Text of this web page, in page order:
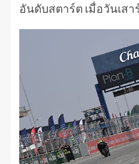
อันดับสตาร์ต เมื่อวันเส